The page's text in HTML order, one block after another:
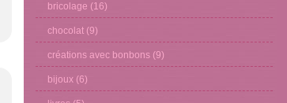
bricolage (16)
chocolat (9)
créations avec bonbons (9)
bijoux (6)